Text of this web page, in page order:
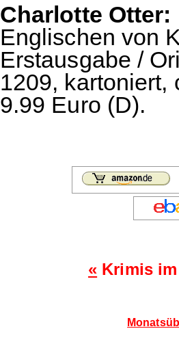
Charlotte
Englischen von
Erstausgabe /
1209, kartoniert,
9.99 Euro (D).
« Krimis